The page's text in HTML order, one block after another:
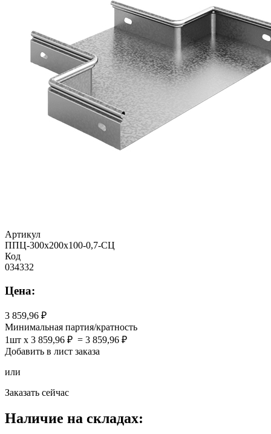
Артикул
ППЦ-300х200х100-0,7-СЦ
Код
034332
Цена:
3 859,96
Минимальная партия/кратность
1шт x 3 859,96 ₽ = 3 859,96 ₽
Добавить в лист заказа
или
Заказать сейчас
Наличие на складах: